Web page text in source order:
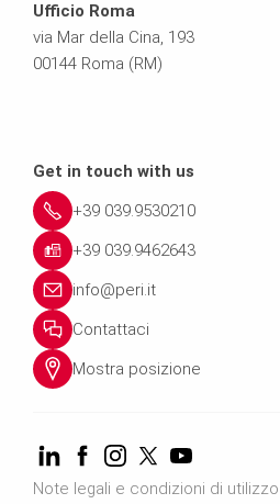
Ufficio Roma
via Mar della Cina, 193
00144 Roma (RM)
Get in touch with us
+39 039.9530210
+39 039.9462643
info@peri.it
Contattaci
Mostra posizione
Note legali e condizioni di utilizzo